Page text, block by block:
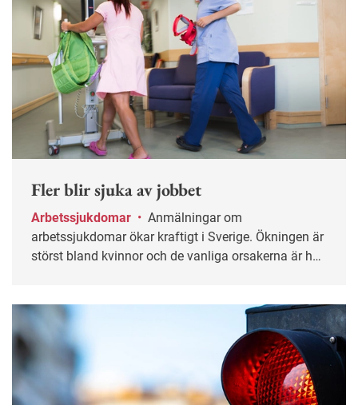
Fler blir sjuka av jobbet
Arbetssjukdomar •
arbetssjukdomar ökar kraftigt i Sverige. Ökningen är
störst bland kvinnor och de vanliga orsakerna är hög